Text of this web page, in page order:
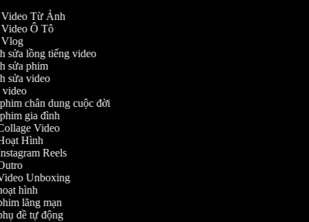
Video Từ Ảnh
Video Ô Tô
Vlog
sửa lồng tiếng video
sửa phim
sửa video
video
phim chân dung cuộc đời
gia đình
Video
Hình
Reels
Unboxing
hình
lãng mạn
đề tự động